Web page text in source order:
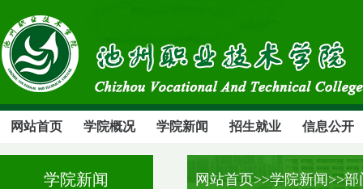
网站首页 学院概况 学院新闻 招生就业 信息公开
学院新闻 网站首页>>学院新闻>>部